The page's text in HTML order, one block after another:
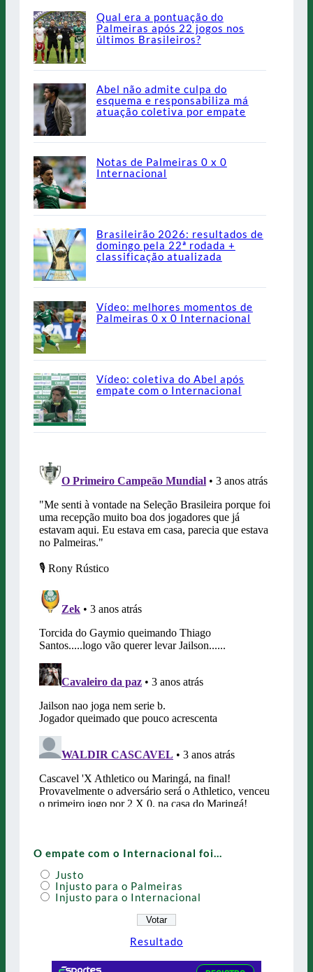
Qual era a pontuação do
Palmeiras após 22 jogos nos
últimos Brasileiros?
Abel não admite culpa do
esquema e responsabiliza má
atuação coletiva por empate
Notas de Palmeiras 0 x 0
Internacional
Brasileirão 2026: resultados de
domingo pela 22ª rodada +
classificação atualizada
Vídeo: melhores momentos de
Palmeiras 0 x 0 Internacional
Vídeo: coletiva do Abel após
empate com o Internacional
O empate com o Internacional foi…
Justo
Injusto para o Palmeiras
Injusto para o Internacional
Resultado